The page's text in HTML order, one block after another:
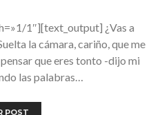
1″][text_output] ¿Vas a
la cámara, cariño, que me
que eres tonto -dijo mi
las palabras…
POST